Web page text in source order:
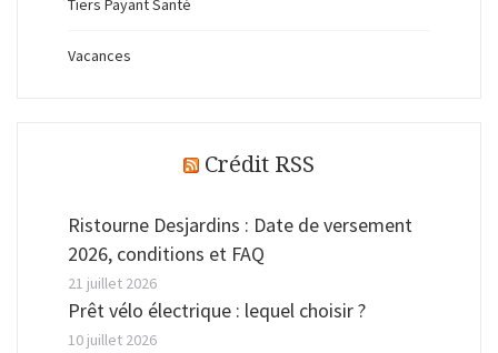
Vacances
Crédit RSS
Ristourne Desjardins : Date de versement
2026, conditions et FAQ
21 juillet 2026
Prêt vélo électrique : lequel choisir ?
10 juillet 2026